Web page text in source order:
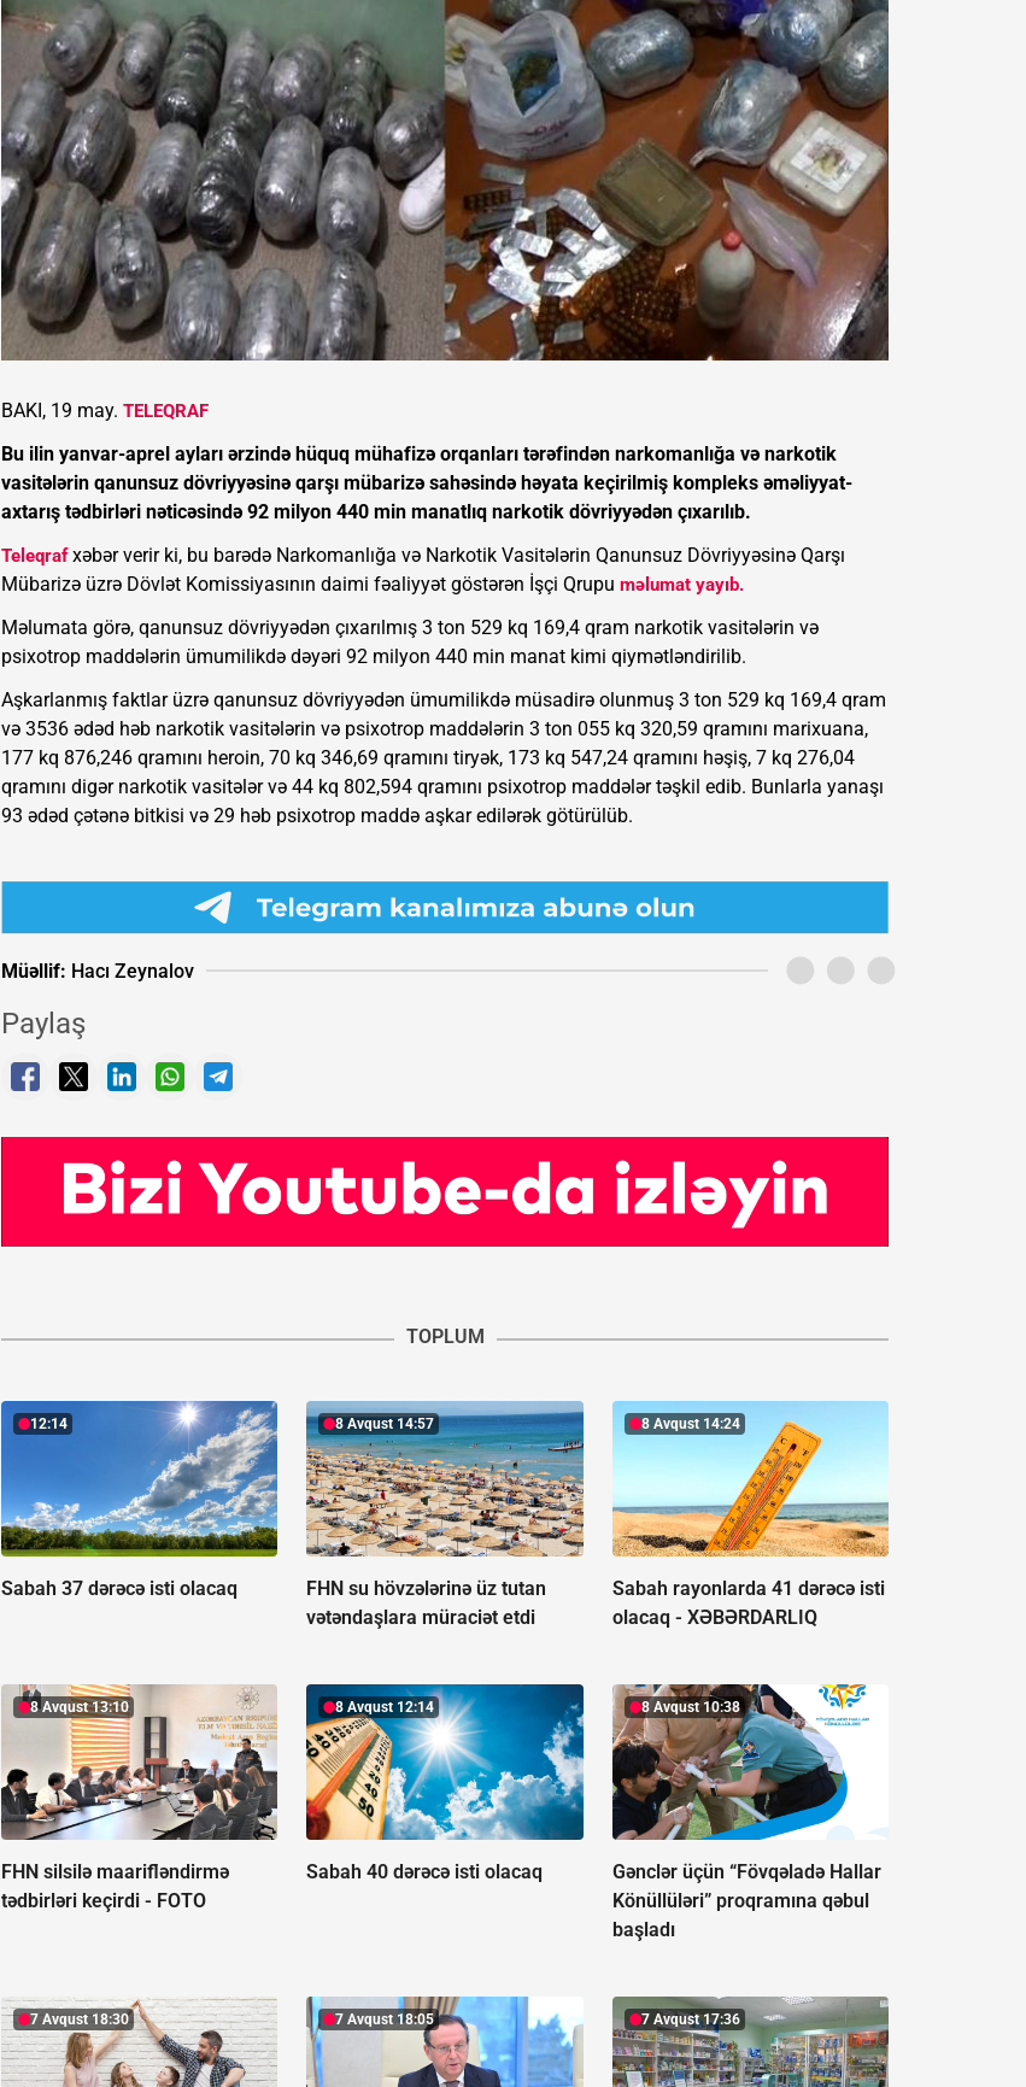
BAKI, 19 may. TELEQRAF
Bu ilin yanvar-aprel ayları ərzində hüquq mühafizə orqanları tərəfindən narkomanlığa və narkotik
vasitələrin qanunsuz dövriyyəsinə qarşı mübarizə sahəsində həyata keçirilmiş kompleks əməliyyat-
axtarış tədbirləri nəticəsində 92 milyon 440 min manatlıq narkotik dövriyyədən çıxarılıb.
Teleqrafxəbər verir ki, bu barədə Narkomanlığa və Narkotik Vasitələrin Qanunsuz Dövriyyəsinə Qarşı
Mübarizə üzrə Dövlət Komissiyasının daimi fəaliyyət göstərən İşçi Qrupu məlumat yayıb.
Məlumata görə, qanunsuz dövriyyədən çıxarılmış 3 ton 529 kq 169,4 qram narkotik vasitələrin və
psixotrop maddələrin ümumilikdə dəyəri 92 milyon 440 min manat kimi qiymətləndirilib.
Aşkarlanmış faktlar üzrə qanunsuz dövriyyədən ümumilikdə müsadirə olunmuş 3 ton 529 kq 169,4 qram
və 3536 ədəd həb narkotik vasitələrin və psixotrop maddələrin 3 ton 055 kq 320,59 qramını marixuana,
177 kq 876,246 qramını heroin, 70 kq 346,69 qramını tiryək, 173 kq 547,24 qramını həşiş, 7 kq 276,04
qramını digər narkotik vasitələr və 44 kq 802,594 qramını psixotrop maddələr təşkil edib. Bunlarla yanaşı
93 ədəd çətənə bitkisi və 29 həb psixotrop maddə aşkar edilərək götürülüb.
Müəllif: Hacı Zeynalov
Paylaş
TOPLUM
12:14
Sabah 37 dərəcə isti olacaq
8 Avqust 14:57
FHN su hövzələrinə üz tutan
vətəndaşlara müraciət etdi
8 Avqust 14:24
Sabah rayonlarda 41 dərəcə isti
olacaq - XƏBƏRDARLIQ
8 Avqust 13:10
FHN silsilə maarifləndirmə
tədbirləri keçirdi - FOTO
8 Avqust 12:14
Sabah 40 dərəcə isti olacaq
8 Avqust 10:38
Gənclər üçün “Fövqəladə Hallar
Könüllüləri” proqramına qəbul
başladı
7 Avqust 18:30 7 Avqust 18:05 7 Avqust 17:36